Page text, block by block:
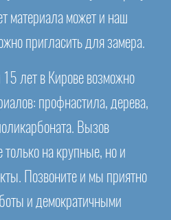
материала может и наш
пригласить для замера.
лет в Кирове возможно
профнастила, дерева,
Вызов
только на крупные, но и
Позвоните и мы приятно
и демократичными